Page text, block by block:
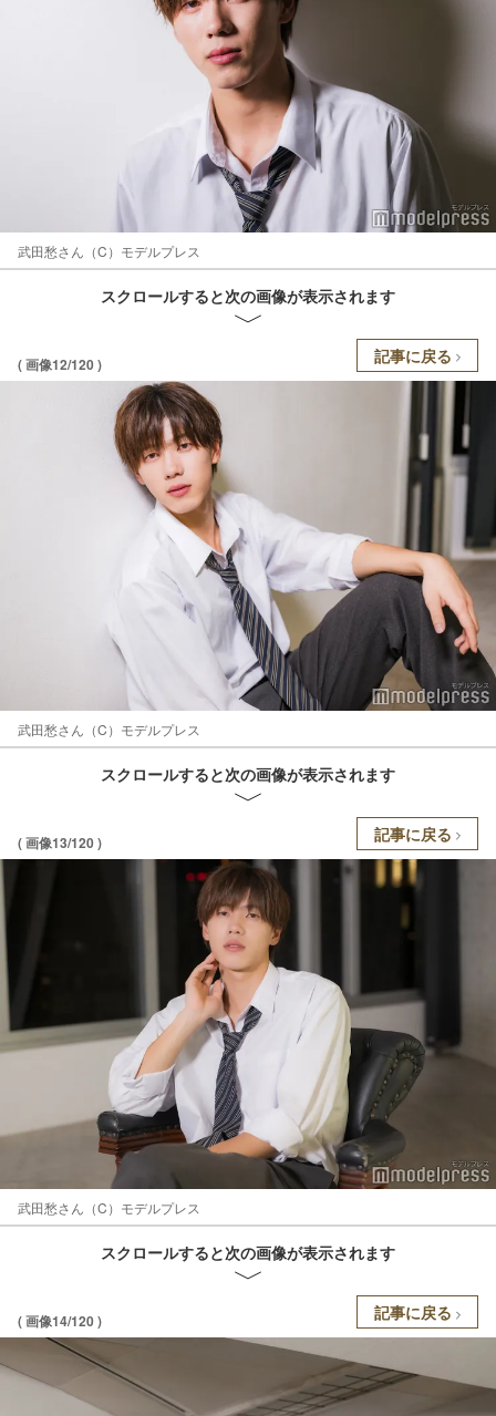
武田愁さん（C）モデルプレス
スクロールすると次の画像が表示されます
( 画像12/120 ) 記事に戻る
武田愁さん（C）モデルプレス
スクロールすると次の画像が表示されます
( 画像13/120 ) 記事に戻る
武田愁さん（C）モデルプレス
スクロールすると次の画像が表示されます
( 画像14/120 ) 記事に戻る